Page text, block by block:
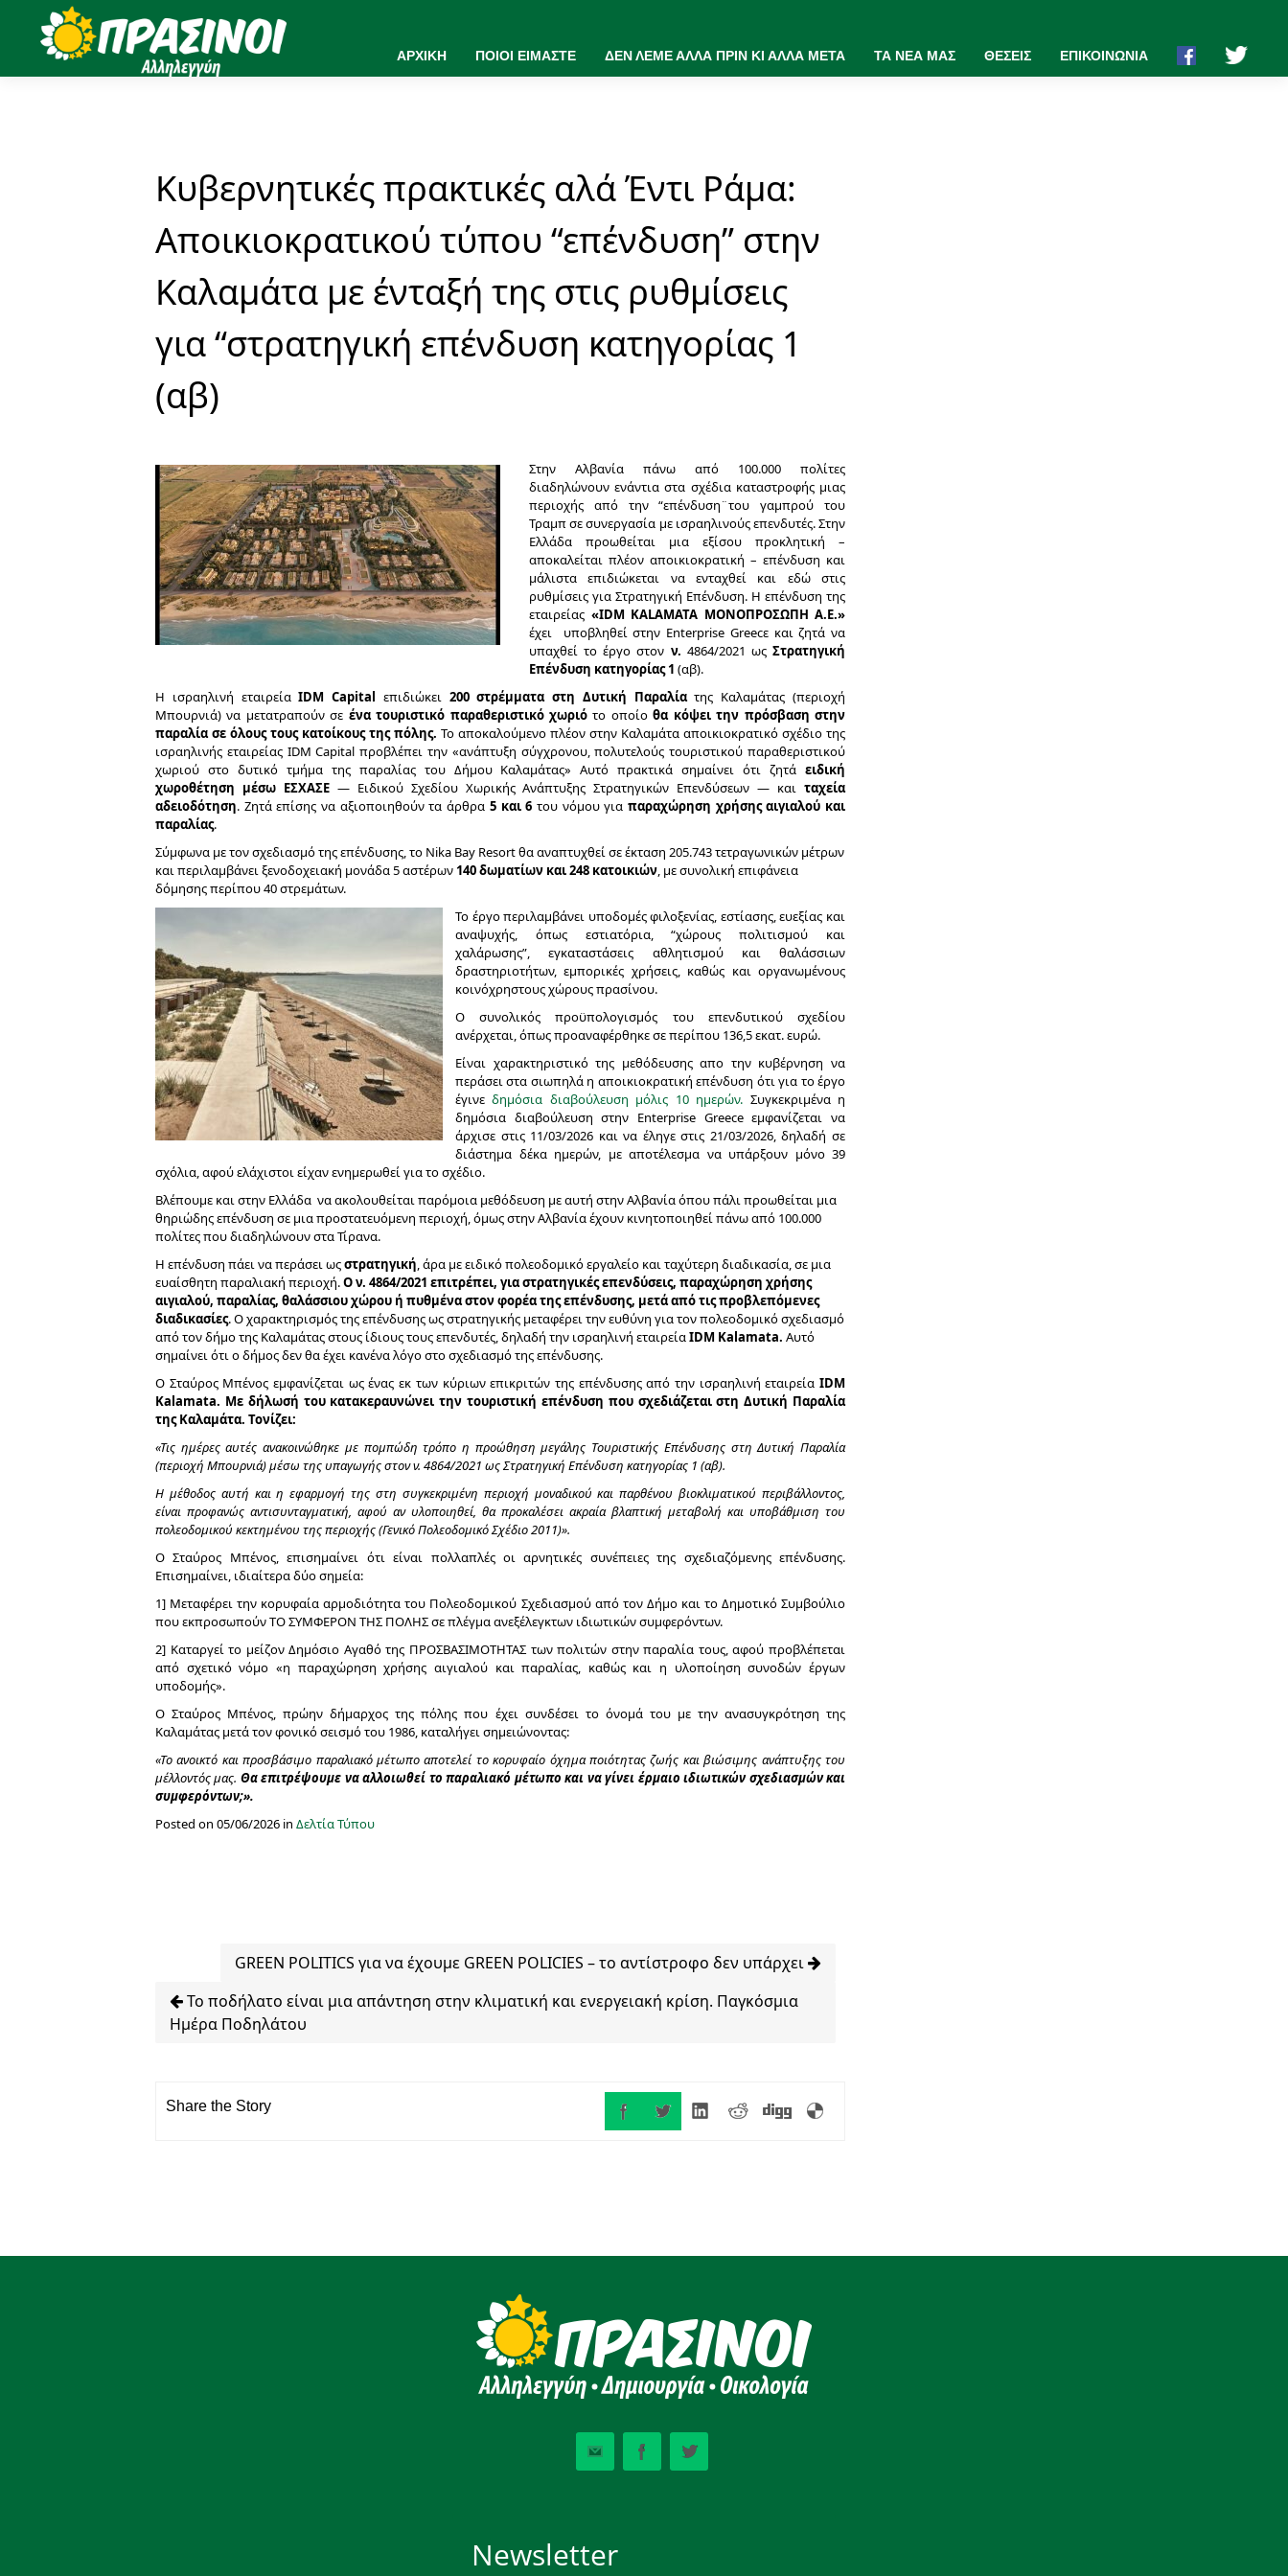
ΑΡΧΙΚΗ ΠΟΙΟΙ ΕΙΜΑΣΤΕ ΔΕΝ ΛΕΜΕ ΑΛΛΑ ΠΡΙΝ ΚΙ ΑΛΛΑ ΜΕΤΑ ΤΑ ΝΕΑ ΜΑΣ ΘΕΣΕΙΣ ΕΠΙΚΟΙΝΩΝΙΑ
Κυβερνητικές πρακτικές αλά Έντι Ράμα:
Αποικιοκρατικού τύπου “επένδυση” στην
Καλαμάτα με ένταξή της στις ρυθμίσεις
για “στρατηγική επένδυση κατηγορίας 1
(αβ)
Στην Αλβανία πάνω από 100.000 πολίτες
διαδηλώνουν ενάντια στα σχέδια καταστροφής μιας
περιοχής από την “επένδυση¨του γαμπρού του
Τραμπ σε συνεργασία με ισραηλινούς επενδυτές. Στην
Ελλάδα προωθείται μια εξίσου προκλητική –
αποκαλείται πλέον αποικιοκρατική – επένδυση και
μάλιστα επιδιώκεται να ενταχθεί και εδώ στις
ρυθμίσεις για Στρατηγική Επένδυση. Η επένδυση της
εταιρείας «IDM KALAMATA ΜΟΝΟΠΡΟΣΩΠΗ Α.Ε.»
έχει υποβληθεί στην Εnterprise Greecε και ζητά να
υπαχθεί το έργο στον ν. 4864/2021 ωςΣτρατηγική
Επένδυση κατηγορίας 1 (αβ).
Η ισραηλινή εταιρείαIDM Capital επιδιώκει 200 στρέμματα στη Δυτική Παραλίατης Καλαμάτας (περιοχή
Μπουρνιά) να μετατραπούν σε ένα τουριστικό παραθεριστικό χωριό το οποίοθα κόψει την πρόσβαση στην
παραλία σε όλους τους κατοίκους της πόλης. Το αποκαλούμενο πλέον στην Καλαμάτα αποικιοκρατικό σχέδιο της
ισραηλινής εταιρείας IDM Capital προβλέπει την «ανάπτυξη σύγχρονου, πολυτελούς τουριστικού παραθεριστικού
χωριού στο δυτικό τμήμα της παραλίας του Δήμου Καλαμάτας» Αυτό πρακτικά σημαίνει ότι ζητά ειδική
χωροθέτηση μέσω ΕΣΧΑΣΕ— Ειδικού Σχεδίου Χωρικής Ανάπτυξης Στρατηγικών Επενδύσεων — καιταχεία
αδειοδότηση. Ζητά επίσης να αξιοποιηθούν τα άρθρα 5 και 6 του νόμου για παραχώρηση χρήσης αιγιαλού και
παραλίας.
Σύμφωνα με τον σχεδιασμό της επένδυσης, το Nika Bay Resort θα αναπτυχθεί σε έκταση 205.743 τετραγωνικών μέτρων
και περιλαμβάνει ξενοδοχειακή μονάδα 5 αστέρων 140 δωματίων και 248 κατοικιών, με συνολική επιφάνεια
δόμησης περίπου 40 στρεμάτων.
Το έργο περιλαμβάνει υποδομές φιλοξενίας, εστίασης, ευεξίας και
αναψυχής, όπως εστιατόρια, “χώρους πολιτισμού και
χαλάρωσης”, εγκαταστάσεις αθλητισμού και θαλάσσιων
δραστηριοτήτων, εμπορικές χρήσεις, καθώς και οργανωμένους
κοινόχρηστους χώρους πρασίνου.
O συνολικός προϋπολογισμός του επενδυτικού σχεδίου
ανέρχεται, όπως προαναφέρθηκε σε περίπου 136,5 εκατ. ευρώ.
Είναι χαρακτηριστικό της μεθόδευσης απο την κυβέρνηση να
περάσει στα σιωπηλά η αποικιοκρατική επένδυση ότι για το έργο
έγινε δημόσια διαβούλευση μόλις 10 ημερών. Συγκεκριμένα η
δημόσια διαβούλευση στην Enterprise Greece εμφανίζεται να
άρχισε στις 11/03/2026 και να έληγε στις 21/03/2026, δηλαδή σε
διάστημα δέκα ημερών, με αποτέλεσμα να υπάρξουν μόνο 39
σχόλια, αφού ελάχιστοι είχαν ενημερωθεί για το σχέδιο.
Βλέπουμε και στην Ελλάδα να ακολουθείται παρόμοια μεθόδευση με αυτή στην Αλβανία όπου πάλι προωθείται μια
θηριώδης επένδυση σε μια προστατευόμενη περιοχή, όμως στην Αλβανία έχουν κινητοποιηθεί πάνω από 100.000
πολίτες που διαδηλώνουν στα Τίρανα.
Η επένδυση πάει να περάσει ωςστρατηγική, άρα με ειδικό πολεοδομικό εργαλείο και ταχύτερη διαδικασία, σε μια
ευαίσθητη παραλιακή περιοχή.Ο ν. 4864/2021 επιτρέπει, για στρατηγικές επενδύσεις, παραχώρηση χρήσης
αιγιαλού, παραλίας, θαλάσσιου χώρου ή πυθμένα στον φορέα της επένδυσης, μετά από τις προβλεπόμενες
διαδικασίες. Ο χαρακτηρισμός της επένδυσης ως στρατηγικής μεταφέρει την ευθύνη για τον πολεοδομικό σχεδιασμό
από τον δήμο της Καλαμάτας στους ίδιους τους επενδυτές, δηλαδή την ισραηλινή εταιρείαIDM Kalamata. Αυτό
σημαίνει ότι ο δήμος δεν θα έχει κανένα λόγο στο σχεδιασμό της επένδυσης.
O Σταύρος Μπένος εμφανίζεται ως ένας εκ των κύριων επικριτών της επένδυσης από την ισραηλινή εταιρεία IDM
Kalamata. Μεδήλωσή του κατακεραυνώνει την τουριστική επένδυση που σχεδιάζεται στη Δυτική Παραλία
της Καλαμάτα. Τονίζει:
«Τις ημέρες αυτές ανακοινώθηκε με πομπώδη τρόπο η προώθηση μεγάλης Τουριστικής Επένδυσης στη Δυτική Παραλία
(περιοχή Μπουρνιά) μέσω της υπαγωγής στον ν. 4864/2021 ως Στρατηγική Επένδυση κατηγορίας 1 (αβ).
Η μέθοδος αυτή και η εφαρμογή της στη συγκεκριμένη περιοχή μοναδικού και παρθένου βιοκλιματικού περιβάλλοντος,
είναι προφανώς αντισυνταγματική, αφού αν υλοποιηθεί, θα προκαλέσει ακραία βλαπτική μεταβολή και υποβάθμιση του
πολεοδομικού κεκτημένου της περιοχής (Γενικό Πολεοδομικό Σχέδιο 2011)».
Ο Σταύρος Μπένος, επισημαίνει ότι είναι πολλαπλές οι αρνητικές συνέπειες της σχεδιαζόμενης επένδυσης.
Επισημαίνει, ιδιαίτερα δύο σημεία:
1] Μεταφέρει την κορυφαία αρμοδιότητα του Πολεοδομικού Σχεδιασμού από τον Δήμο και το Δημοτικό Συμβούλιο
που εκπροσωπούν ΤΟ ΣΥΜΦΕΡΟΝ ΤΗΣ ΠΟΛΗΣ σε πλέγμα ανεξέλεγκτων ιδιωτικών συμφερόντων.
2] Καταργεί το μείζον Δημόσιο Αγαθό της ΠΡΟΣΒΑΣΙΜΟΤΗΤΑΣ των πολιτών στην παραλία τους, αφού προβλέπεται
από σχετικό νόμο «η παραχώρηση χρήσης αιγιαλού και παραλίας, καθώς και η υλοποίηση συνοδών έργων
υποδομής».
Ο Σταύρος Μπένος, πρώην δήμαρχος της πόλης που έχει συνδέσει το όνομά του με την ανασυγκρότηση της
Καλαμάτας μετά τον φονικό σεισμό του 1986, καταλήγει σημειώνοντας:
«Το ανοικτό και προσβάσιμο παραλιακό μέτωπο αποτελεί το κορυφαίο όχημα ποιότητας ζωής και βιώσιμης ανάπτυξης του
μέλλοντός μας. Θα επιτρέψουμε να αλλοιωθεί το παραλιακό μέτωπο και να γίνει έρμαιο ιδιωτικών σχεδιασμών και
συμφερόντων;».
Posted on 05/06/2026 in Δελτία Τύπου
GREEN POLITICS για να έχουμε GREEN POLICIES – το αντίστροφο δεν υπάρχει
Το ποδήλατο είναι μια απάντηση στην κλιματική και ενεργειακή κρίση. Παγκόσμια
Ημέρα Ποδηλάτου
Share the Story
Newsletter